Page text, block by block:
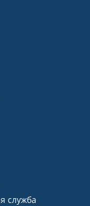
служба